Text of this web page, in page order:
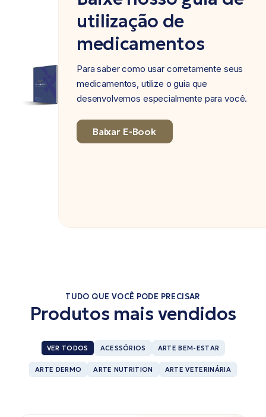
utilização de
medicamentos
Para saber como usar corretamente seus
medicamentos, utilize o guia que
desenvolvemos especialmente para você.
Baixar E-Book
TUDO QUE VOCÊ PODE PRECISAR
Produtos mais vendidos
VER TODOS ACESSÓRIOS ARTE BEM-ESTAR
ARTE DERMO ARTE NUTRITION ARTE VETERINÁRIA